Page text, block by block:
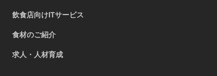
飲食店向けITサービス
食材のご紹介
求人・人材育成